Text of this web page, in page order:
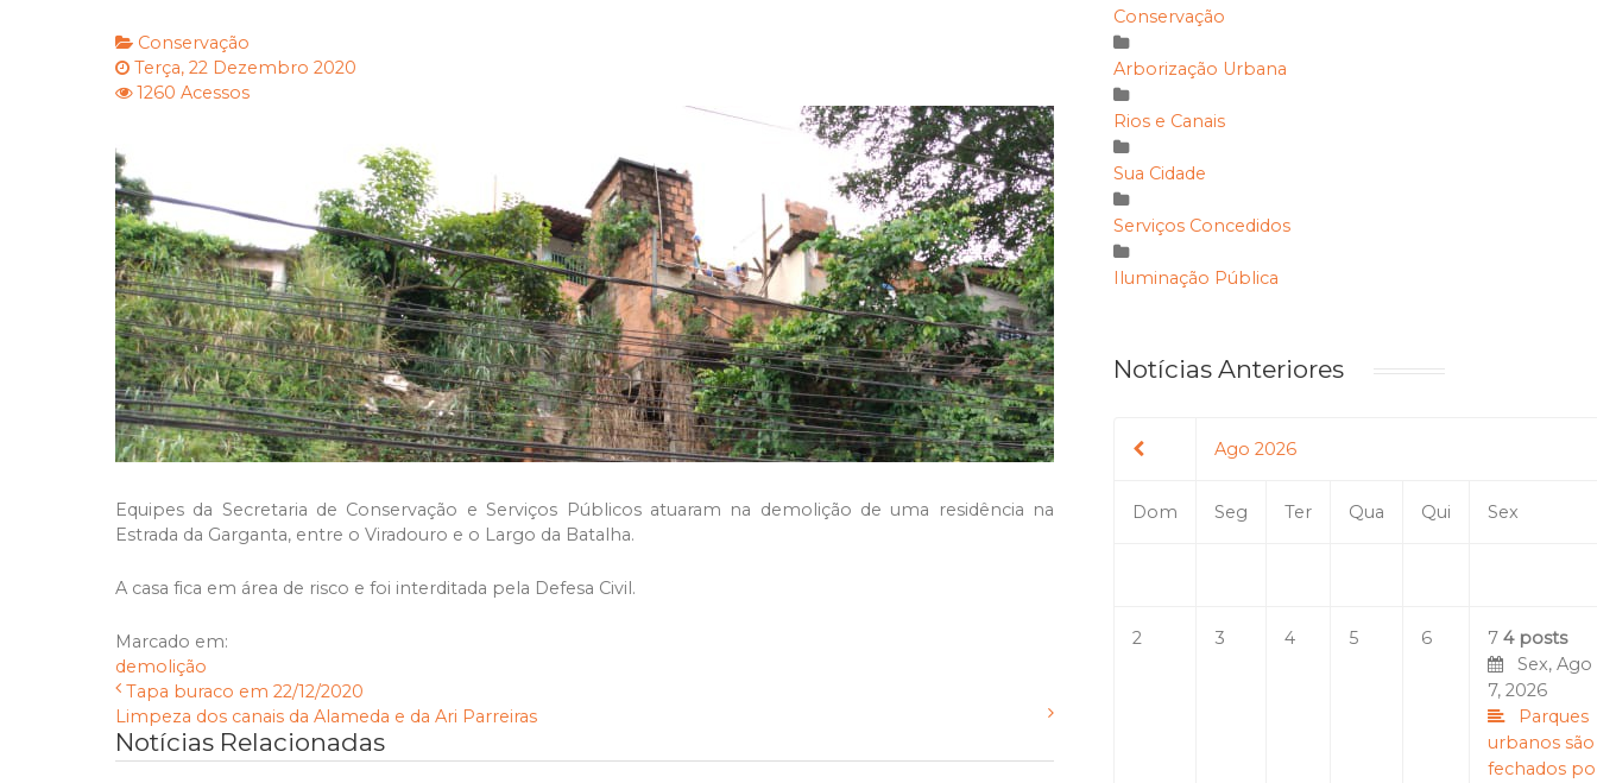
Conservação
Terça, 22 Dezembro 2020
1260 Acessos
Equipes da Secretaria de Conservação e Serviços Públicos atuaram na demolição de uma residência na
Estrada da Garganta, entre o Viradouro e o Largo da Batalha.
A casa fica em área de risco e foi interditada pela Defesa Civil.
Marcado em:
demolição
Tapa buraco em 22/12/2020
Limpeza dos canais da Alameda e da Ari Parreiras
Notícias Relacionadas
Conservação
Arborização Urbana
Rios e Canais
Sua Cidade
Serviços Concedidos
Iluminação Pública
Notícias Anteriores
Ago 2026
Dom Seg Ter Qua Qui Sex
2 3 4 5 6 7 4 posts
Sex, Ago
7, 2026
Parques
urbanos são
fechados